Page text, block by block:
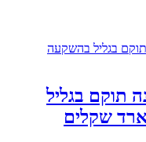
תוקם בגליל
שקלים